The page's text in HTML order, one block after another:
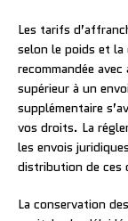
Les tarifs
selon le poids et
recommandée
supérieur à un
supplémentaire
vos droits. La
les envois
distribution de ces
La conservation